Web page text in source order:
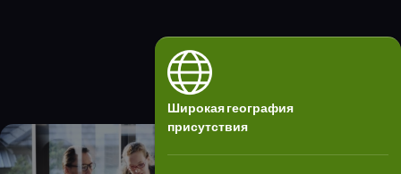
Широкая география
присутствия